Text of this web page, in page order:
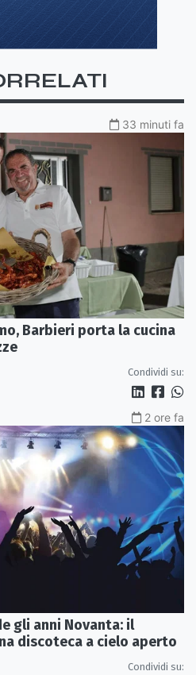
33 minuti fa
Barbieri porta la cucina
Condividi su:
2 ore fa
gli anni Novanta: il
discoteca a cielo aperto
Condividi su: